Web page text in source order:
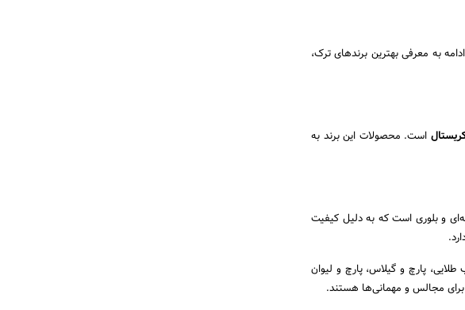
به معرفی بهترین برندهای ترک،
است. محصولات این برند به
و بلوری است که به دلیل کیفیت
طلایی، پارچ و گیلاس، پارچ و لیوان
برای مجالس و مهمانی‌ها هستند.